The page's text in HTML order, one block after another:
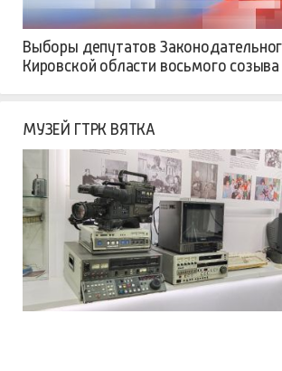
Выборы депутатов
Кировской области восьмого созыва
МУЗЕЙ ГТРК ВЯТКА